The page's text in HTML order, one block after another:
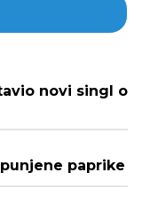
novi singl o
paprike